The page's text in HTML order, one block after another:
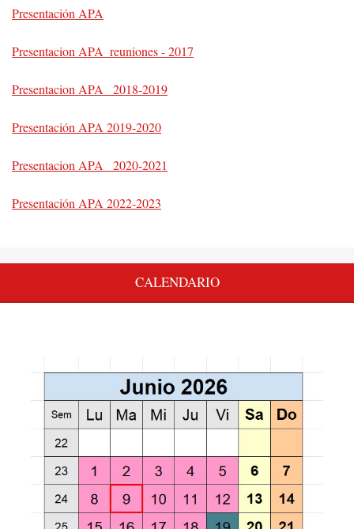
Presentación APA
Presentacion APA_reuniones - 2017
Presentacion APA_ 2018-2019
Presentación APA 2019-2020
Presentacion APA_ 2020-2021
Presentación APA 2022-2023
CALENDARIO